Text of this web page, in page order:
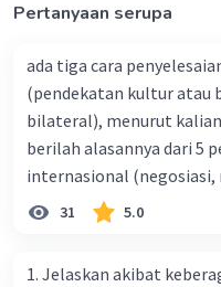
Pertanyaan serupa
ada tiga cara
(pendekatan kultur atau
bilateral), menurut
berilah alasannya dari 5 penyelesaian konflik secara
internasional (negosiasi,
konsiliasi, penyelidikan,
naungan organisasi
31 5.0
1. Jelaskan akibat